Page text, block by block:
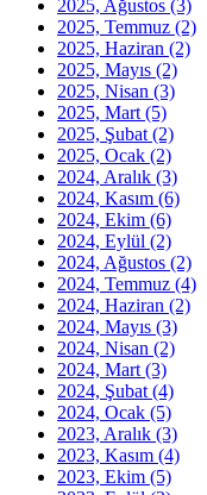
2025, Ağustos (3)
2025, Temmuz (2)
2025, Haziran (2)
2025, Mayıs (2)
2025, Nisan (3)
2025, Mart (5)
2025, Şubat (2)
2025, Ocak (2)
2024, Aralık (3)
2024, Kasım (6)
2024, Ekim (6)
2024, Eylül (2)
2024, Ağustos (2)
2024, Temmuz (4)
2024, Haziran (2)
2024, Mayıs (3)
2024, Nisan (2)
2024, Mart (3)
2024, Şubat (4)
2024, Ocak (5)
2023, Aralık (3)
2023, Kasım (4)
2023, Ekim (5)